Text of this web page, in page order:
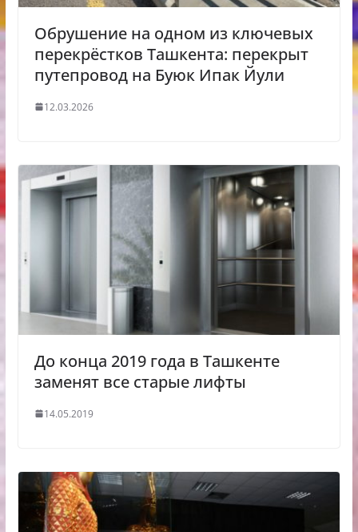
Обрушение на одном из ключевых
перекрёстков Ташкента: перекрыт
путепровод на Буюк Ипак Йули
12.03.2026
До конца 2019 года в Ташкенте
заменят все старые лифты
14.05.2019